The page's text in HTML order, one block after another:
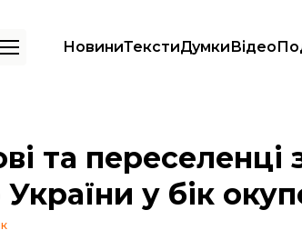
НовиниТекстиДумкиВідео
запустили великий прапор України у бік
та
у бік